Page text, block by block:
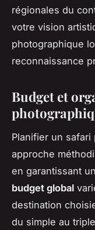
régionales du
votre vision
photographique
reconnaissance
Budget et
Planifier un
approche
en garantissant
budget global
destination
du simple au